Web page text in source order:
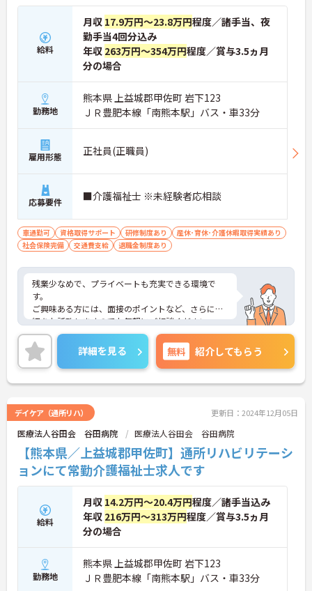
給料
月収 17.9万円～23.8万円程度／諸手当、夜
勤手当4回分込み
年収 263万円～354万円程度／賞与3.5ヵ月
分の場合
勤務地
熊本県 上益城郡甲佐町 岩下123
ＪＲ豊肥本線「南熊本駅」バス・車33分
雇用形態 正社員(正職員)
応募要件 ■介護福祉士 ※未経験者応相談
車通勤可 資格取得サポート 研修制度あり
産休･育休･介護休暇取得実績あり
社会保険完備
交通費支給 退職金制度あり
残業少なめで、プライベートも充実できる環境で
す。
ご興味ある方には、面接のポイントなど、さらに詳
細をお話致しますのでお気軽にご相談ください。
詳細を見る 無料 紹介してもらう
デイケア（通所リハ） 更新日：2024年12月05日
医療法人谷田会 谷田病院 医療法人谷田会 谷田病院
【熊本県／上益城郡甲佐町】通所リハビリテーシ
ョンにて常勤介護福祉士求人です
給料
月収 14.2万円～20.4万円程度／諸手当込み
年収 216万円～313万円程度／賞与3.5ヵ月
分の場合
勤務地
熊本県 上益城郡甲佐町 岩下123
ＪＲ豊肥本線「南熊本駅」バス・車33分